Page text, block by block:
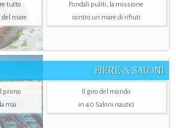
tutto
mare
Fondali puliti, la missione
contro un mare di rifiuti
FIERE & SALONI
primo
mai
Il giro del mondo
in 40 Saloni nautici